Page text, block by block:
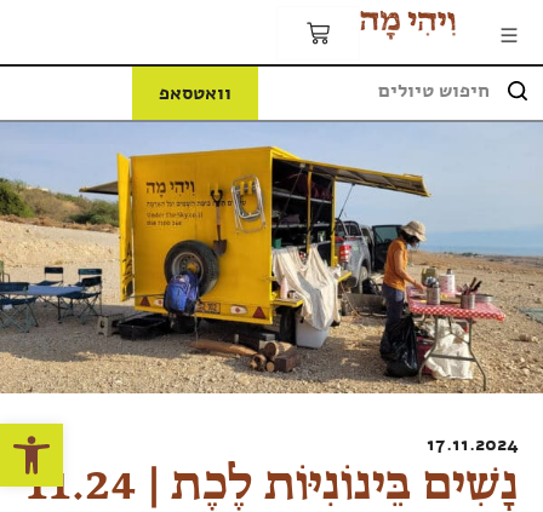
וואטסאפ
17.11.2024
נָשִׁים בֵּינוֹנִיּוֹת לֶכֶת | 11.24